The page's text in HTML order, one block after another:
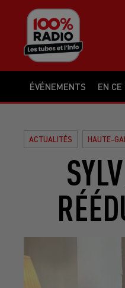
ÉVÉNEMENTS EN
ACTUALITÉS HAUTE-